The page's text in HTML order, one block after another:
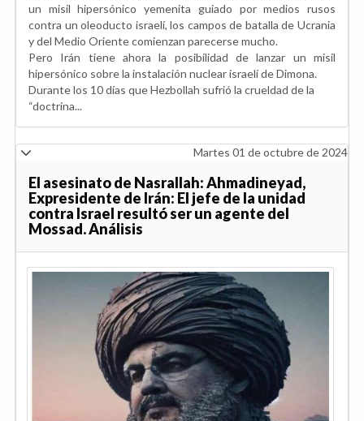
un misil hipersónico yemenita guiado por medios rusos
contra un oleoducto israelí, los campos de batalla de Ucrania
y del Medio Oriente comienzan parecerse mucho.
Pero Irán tiene ahora la posibilidad de lanzar un misil
hipersónico sobre la instalación nuclear israelí de Dimona.
Durante los 10 días que Hezbollah sufrió la crueldad de la
“doctrina...
Martes 01 de octubre de 2024
El asesinato de Nasrallah: Ahmadineyad,
Expresidente de Irán: El jefe de la unidad
contra Israel resultó ser un agente del
Mossad. Análisis